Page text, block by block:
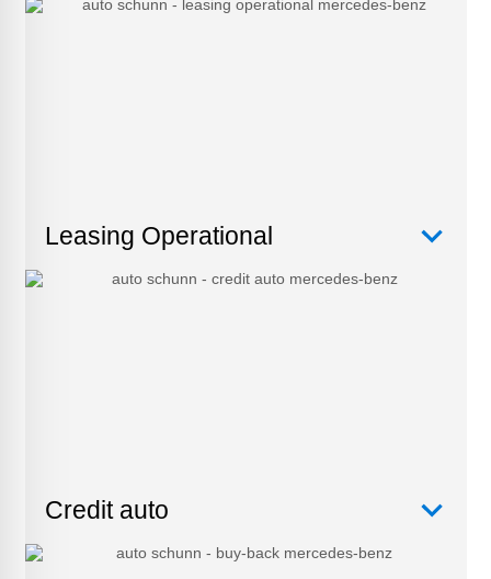
Leasing Operational
Credit auto